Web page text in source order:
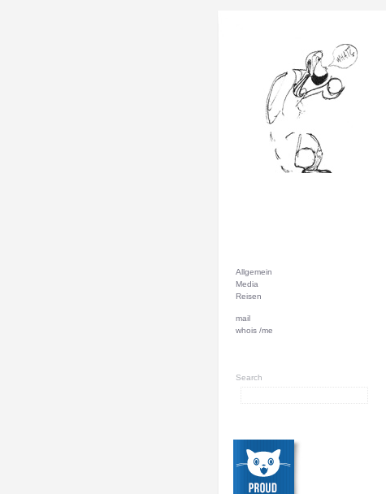
Allgemein
Media
Reisen
mail
whois /me
Search